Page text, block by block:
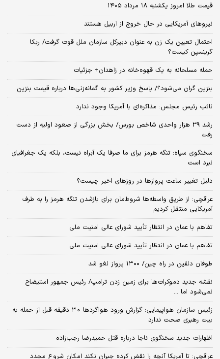
قیمت طلا امروز یکشنبه ۱۸ مرداد ۱۴۰۵
نیروهای آمریکایی در حال خروج از اربیل هستند
احتمال تعیین یک زن به عنوان دبیرکل سازمان ملل قوت گرفت/ ربکا
گرینسپن کیست؟
حمله مسلحانه به یک قهوه‌خانه در زاهدان+ جزئیات
بنزین گران می‌شود؟/ پاسخ وزیر کشور به گمانه‌زنی‌ها درباره قیمت بنزین
نائب رئیس مجلس: مذاکره‌ای با آمریکا وجود ندارد
رشد 39 هزار واحدی شاخص بورس/ بخش بزرگی از صعود اولیه از دست
رفت
سخنگوی سپاه: تنگه هرمز برای ما صرفا یک آبراه نیست، بلکه یک جغرافیای
نبرد است
دلیل تغییر ساعت پروازها در روزهای اخیر چیست؟
عراقچی: از طریق واسطه‌ها شروط‌مان برای بازشدن تنگه هرمز را به طرف
آمریکایی منتقل کردیم
تفاهم با عمان در انتظار تأیید شورای عالی امنیت ملی
تفاهم با عمان در انتظار تأیید شورای عالی امنیت ملی
طوفان دلفین در راه چین/ ۱۳۰۰ پرواز لغو شد
نقشه جدید دموکرات‌ها برای زمین زدن ترامپ/ رئیس جمهور استیضاح
نمی‌شود اما ...
زئیس سازمان هواپیمایی: گزارش ورود هواگردها ٣٠ دقیقه قبل از حمله به
بیت رهبری صحت ندارد
اظهارات جدید سخنگوی ناجا درباره قتل حمیدرضا رجب‌زاده
عراقچی: تا آمریکا آنچه را نقض کرده جبران نکند امکان شروع مجدد